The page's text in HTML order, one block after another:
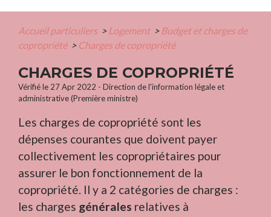
Accueil particuliers > Logement > Budget et charges de
copropriété > Charges de copropriété
CHARGES DE COPROPRIÉTÉ
Vérifié le 27 Apr 2022 - Direction de l'information légale et
administrative (Première ministre)
Les charges de copropriété sont les
dépenses courantes que doivent payer
collectivement les copropriétaires pour
assurer le bon fonctionnement de la
copropriété. Il y a 2 catégories de charges :
les charges générales relatives à